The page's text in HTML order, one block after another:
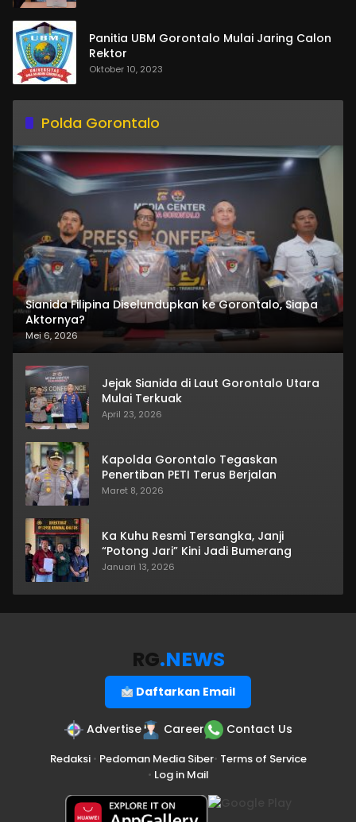
Panitia UBM Gorontalo Mulai Jaring Calon
Rektor
Oktober 10, 2023
Polda Gorontalo
Sianida Filipina Diselundupkan ke Gorontalo, Siapa
Aktornya?
Mei 6, 2026
Jejak Sianida di Laut Gorontalo Utara
Mulai Terkuak
April 23, 2026
Kapolda Gorontalo Tegaskan
Penertiban PETI Terus Berjalan
Maret 8, 2026
Ka Kuhu Resmi Tersangka, Janji
“Potong Jari” Kini Jadi Bumerang
Januari 13, 2026
RG.NEWS
Daftarkan Email
Advertise Career Contact Us
Redaksi• Pedoman Media Siber• Terms of Service
• Log in Mail